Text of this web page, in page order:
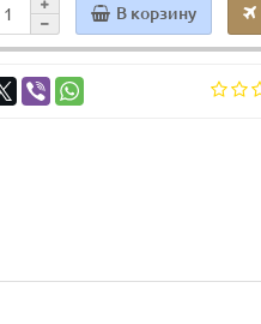
В корзину